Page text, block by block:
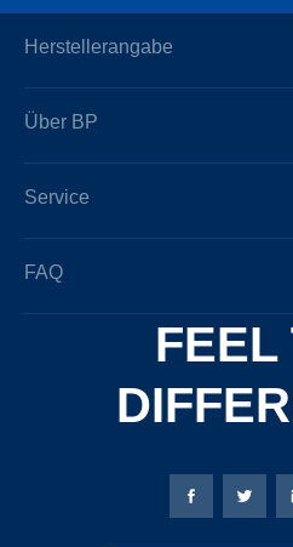
Herstellerangabe
Über BP
Service
FAQ
FEEL
Bierbaum-